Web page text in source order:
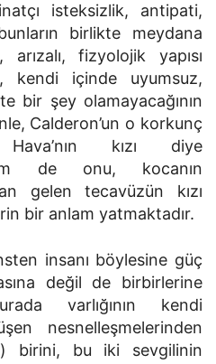
isteksizlik, antipati,
birlikte meydana
fizyolojik yapısı
kendi içinde uyumsuz,
bir şey olamayacağının
Calderon’un o korkunç
kızı diye
de onu, kocanın
gelen tecavüzün kızı
bir anlam yatmaktadır.
insanı böylesine güç
değil de birbirlerine
varlığının kendi
nesnelleşmelerinden
birini, bu iki sevgilinin